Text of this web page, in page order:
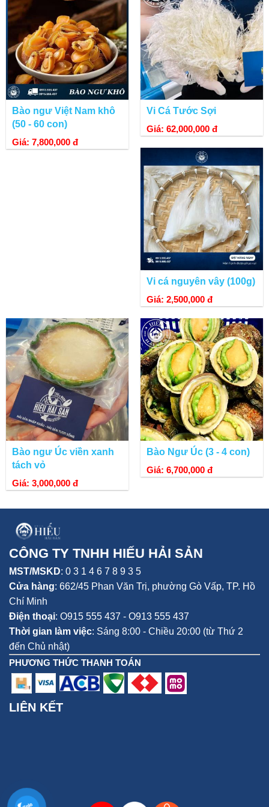
Bào ngư Việt Nam khô
(50 - 60 con)
Giá: 7,800,000 đ
Vi Cá Tước Sợi
Giá: 62,000,000 đ
Vi cá nguyên vây (100g)
Giá: 2,500,000 đ
Bào ngư Úc viền xanh
tách vỏ
Giá: 3,000,000 đ
Bào Ngư Úc (3 - 4 con)
Giá: 6,700,000 đ
CÔNG TY TNHH HIẾU HẢI SẢN
MST/MSKD: 0 3 1 4 6 7 8 9 3 5
Cửa hàng: 662/45 Phan Văn Trị, phường Gò Vấp, TP. Hồ
Chí Minh
Điện thoại: O915 555 437 - O913 555 437
Thời gian làm việc: Sáng 8:00 - Chiều 20:00 (từ Thứ 2
đến Chủ nhật)
PHƯƠNG THỨC THANH TOÁN
LIÊN KẾT